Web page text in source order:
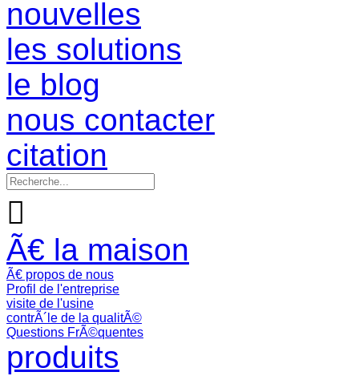
nouvelles
les solutions
le blog
nous contacter
citation

Ã€ la maison
Ã€ propos de nous
Profil de l'entreprise
visite de l'usine
contrÃ´le de la qualitÃ©
Questions FrÃ©quentes
produits